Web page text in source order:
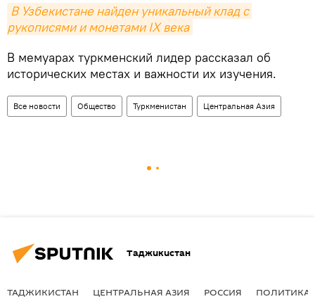
В Узбекистане найден уникальный клад с
рукописями и монетами IX века
В мемуарах туркменский лидер рассказал об
исторических местах и важности их изучения.
Все новости Общество Туркменистан Центральная Азия
Таджикистан
ТАДЖИКИСТАН ЦЕНТРАЛЬНАЯ АЗИЯ РОССИЯ ПОЛИТИКА